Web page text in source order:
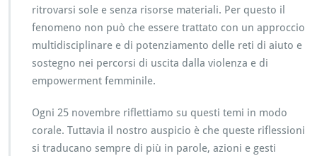
ritrovarsi sole e senza risorse materiali. Per questo il
fenomeno non può che essere trattato con un approccio
multidisciplinare e di potenziamento delle reti di aiuto e
sostegno nei percorsi di uscita dalla violenza e di
empowerment femminile.
Ogni 25 novembre riflettiamo su questi temi in modo
corale. Tuttavia il nostro auspicio è che queste riflessioni
si traducano sempre di più in parole, azioni e gesti